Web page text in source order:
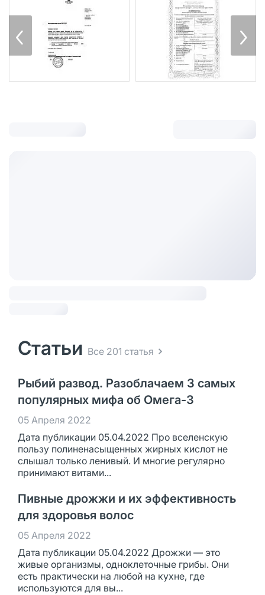
Статьи Все 201 статья
Рыбий развод. Разоблачаем 3 самых
популярных мифа об Омега-3
05 Апреля 2022
Дата публикации 05.04.2022 Про вселенскую
пользу полиненасыщенных жирных кислот не
слышал только ленивый. И многие регулярно
принимают витами...
Пивные дрожжи и их эффективность
для здоровья волос
05 Апреля 2022
Дата публикации 05.04.2022 Дрожжи — это
живые организмы, одноклеточные грибы. Они
есть практически на любой на кухне, где
используются для вы...